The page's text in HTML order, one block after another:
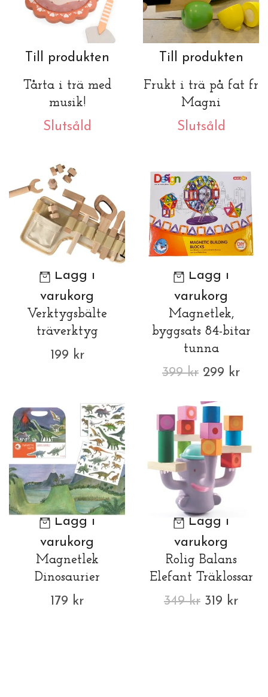
Till produkten
Tårta i trä med
musik!
Slutsåld
Till produkten
Frukt i trä på fat fr
Magni
Slutsåld
Lägg i
varukorg
Verktygsbälte
träverktyg
199 kr
Lägg i
varukorg
Magnetlek,
byggsats 84-bitar
tunna
399 kr 299 kr
Lägg i
varukorg
Magnetlek
Dinosaurier
179 kr
Lägg i
varukorg
Rolig Balans
Elefant Träklossar
349 kr 319 kr